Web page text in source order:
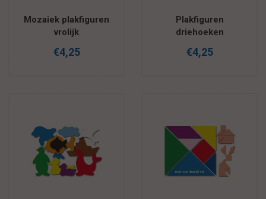
Mozaiek plakfiguren
vrolijk
€4,25
Plakfiguren
driehoeken
€4,25